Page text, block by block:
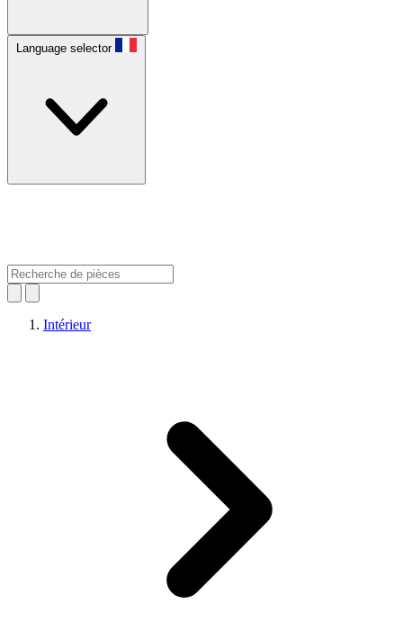
Language selector
Intérieur